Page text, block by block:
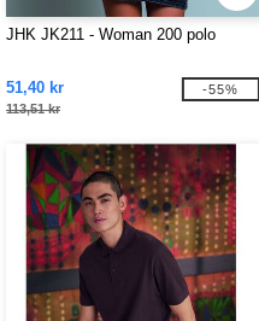
JHK JK211 - Woman 200 polo
51,40 kr
113,51 kr
-55%